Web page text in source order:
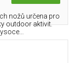
nožů určena pro
outdoor aktivit.